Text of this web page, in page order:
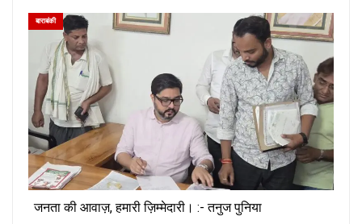
बाराबंकी
जनता की आवाज़, हमारी ज़िम्मेदारी। :- तनुज पुनिया